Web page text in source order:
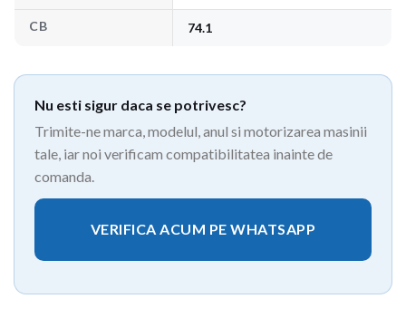
CB 74.1
Nu esti sigur daca se potrivesc?
Trimite-ne marca, modelul, anul si motorizarea masinii
tale, iar noi verificam compatibilitatea inainte de
comanda.
VERIFICA ACUM PE WHATSAPP